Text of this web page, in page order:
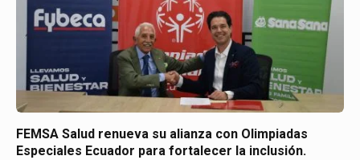
FEMSA Salud renueva su alianza con Olimpiadas
Especiales Ecuador para fortalecer la inclusión.